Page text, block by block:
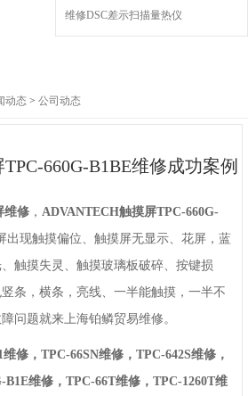
维修DSC差示扫描量热仪
动态 > 公司动态
660G-B1BE维修成功案例
维修 ， ADVANTECH触摸屏TPC-660G-
出现触摸偏位、触摸屏无显示、花屏，蓝
触摸失灵、触摸玻璃板破碎、按键损
条，横条，亮线、一半能触摸，一半不
问题就来上海铂鳞贸易维修。
修，TPC-66SN维修，TPC-642S维修，
B1E维修，TPC-66T维修，TPC-1260T维